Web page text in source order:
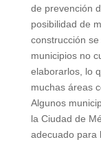
de prevención
posibilidad de
construcción
municipios no
elaborarlos, lo
muchas áreas
Algunos
la Ciudad de
adecuado para